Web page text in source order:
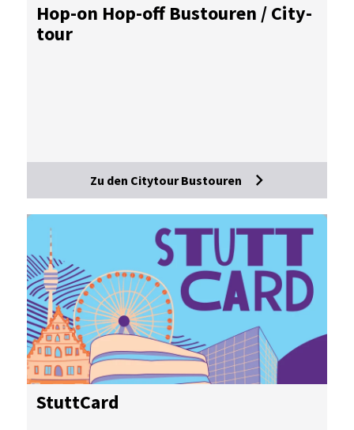
Hop-on Hop-off Bus­tou­ren / Ci­ty­
tour
Zu den Citytour Bustouren
Stutt­Card